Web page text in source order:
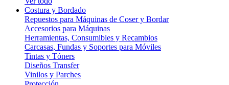
Costura y Bordado
Repuestos para Máquinas de Coser y Bordar
Accesorios para Máquinas
Herramientas, Consumibles y Recambios
Carcasas, Fundas y Soportes para Móviles
Tintas y Tóners
Diseños Transfer
Vinilos y Parches